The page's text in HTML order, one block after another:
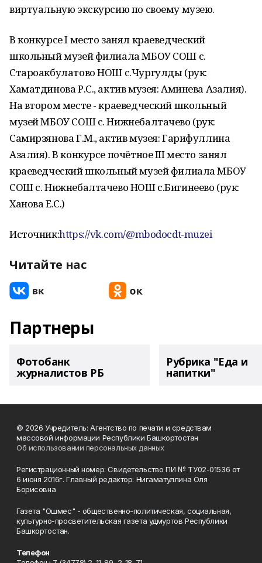
виртуальную экскурсию по своему музею.
В конкурсе I место занял краеведческий
школьный музей филиала МБОУ СОШ с.
Староакбулатово НОШ с.Чургулды (рук:
Хаматдинова Р.С., актив музея: Аминева Азалия).
На втором месте - краеведческий школьный
музей МБОУ СОШ с. Нижнебалтачево (рук:
Самирзянова Г.М., актив музея: Гарифуллина
Азалия). В конкурсе почётное III место занял
краеведческий школьный музей филиала МБОУ
СОШ с. Нижнебалтачево НОШ с.Бигинеево (рук:
Ханова Е.С.)
Источник:https://vk.com/@mbodocdt-muzei
Читайте нас
Партнеры
Фотобанк
журналистов РБ
Рубрика "Еда и
напитки"
© 2026 Учредитель: Агентство по печати и средствам
массовой информации Республики Башкортостан
Об использовании персональных данных
Регистрационный номер: Свидетельство ПИ № ТУ02-01536 от
6 июня 2016г. Главный редактор: Нигаматуллина Оля
Борисовна
Газета "Ошмес" - общественно-политическая, социальная,
культурно-просветительская газета удмуртов Республики
Башкортостан.
Телефон